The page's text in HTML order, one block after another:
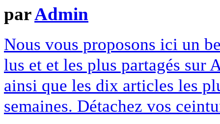
parAdmin
Nous vous proposons ici un
lus et et les plus partagés sur
ainsi que les dix articles les
semaines. Détachez vos